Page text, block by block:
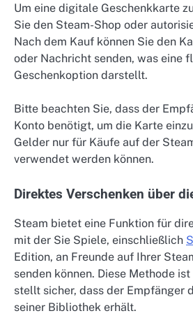
Um eine digitale Geschenkkarte
Sie den Steam-Shop oder
Nach dem Kauf können Sie den
oder Nachricht senden, was eine
Geschenkoption darstellt.
Bitte beachten Sie, dass der
Konto benötigt, um die Karte
Gelder nur für Käufe auf der
verwendet werden können.
Direktes Verschenken über
Steam bietet eine Funktion für
mit der Sie Spiele, einschließlich
Edition, an Freunde auf Ihrer
senden können. Diese Methode
stellt sicher, dass der Empfänger
seiner Bibliothek erhält.